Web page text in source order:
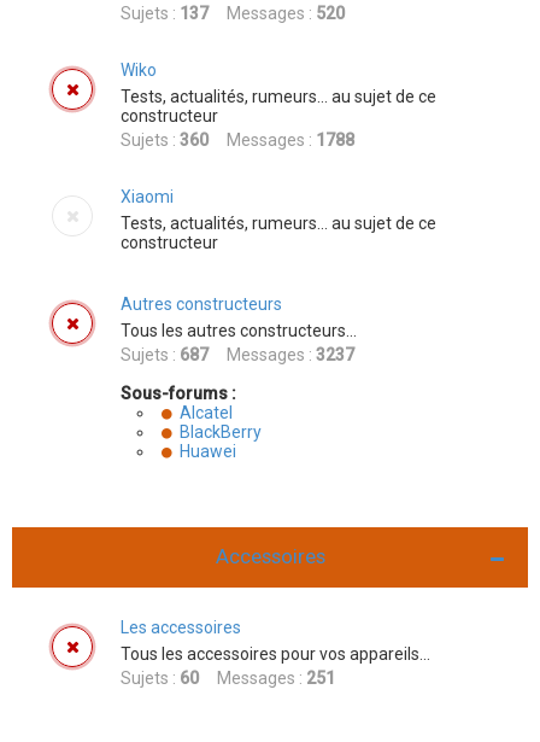
Sujets : 137Messages : 520
Wiko
Tests, actualités, rumeurs... au sujet de ce
constructeur
Sujets : 360 Messages : 1788
Xiaomi
Tests, actualités, rumeurs... au sujet de ce
constructeur
Autres constructeurs
Tous les autres constructeurs...
Sujets : 687Messages : 3237
Sous-forums :
Alcatel
BlackBerry
Huawei
Accessoires
Les accessoires
Tous les accessoires pour vos appareils...
Sujets : 60 Messages : 251